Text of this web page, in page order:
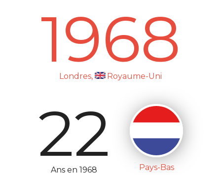
1968
Londres, Royaume-Uni
22
Ans en 1968 Pays-Bas